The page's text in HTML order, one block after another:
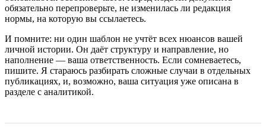
обязательно перепроверьте, не изменилась ли редакция
нормы, на которую вы ссылаетесь.
И помните: ни один шаблон не учтёт всех нюансов вашей
личной истории. Он даёт структуру и направление, но
наполнение — ваша ответственность. Если сомневаетесь,
пишите. Я стараюсь разбирать сложные случаи в отдельных
публикациях, и, возможно, ваша ситуация уже описана в
разделе с аналитикой.